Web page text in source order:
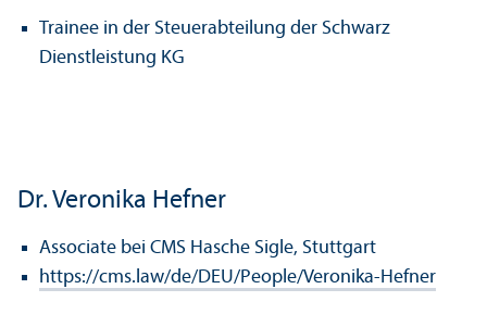
Trainee in der Steuerabteilung der Schwarz
Dienstleistung KG
Dr. Veronika Hefner
Associate bei CMS Hasche Sigle, Stuttgart
https://cms.law/de/DEU/People/Veronika-Hefner